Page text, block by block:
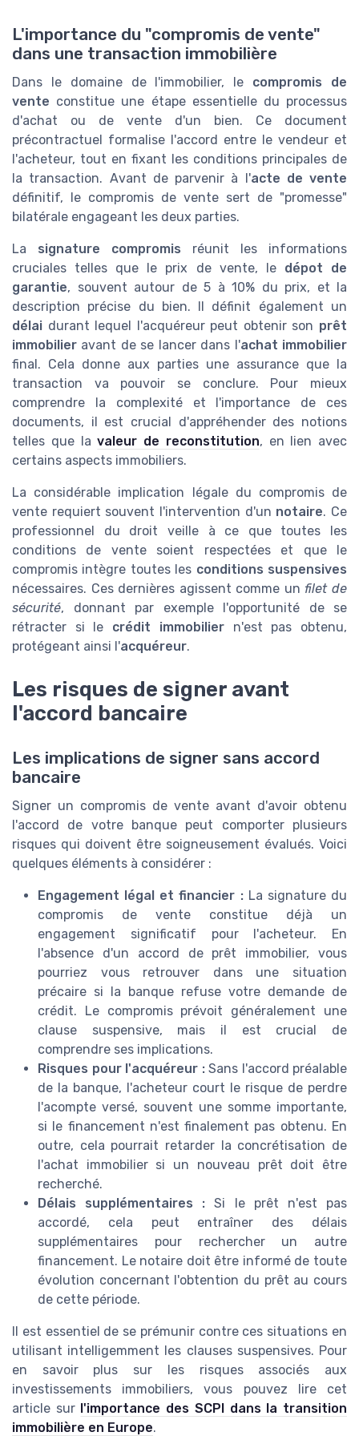
L'importance du "compromis de vente"
dans une transaction immobilière
Dans le domaine de l'immobilier, le compromis de
vente constitue une étape essentielle du processus
d'achat ou de vente d'un bien. Ce document
précontractuel formalise l'accord entre le vendeur et
l'acheteur, tout en fixant les conditions principales de
la transaction. Avant de parvenir à l'acte de vente
définitif, le compromis de vente sert de "promesse"
bilatérale engageant les deux parties.
La signature compromis réunit les informations
cruciales telles que le prix de vente, le dépot de
garantie, souvent autour de 5 à 10% du prix, et la
description précise du bien. Il définit également un
délai durant lequel l'acquéreur peut obtenir son prêt
immobilier avant de se lancer dans l'achat immobilier
final. Cela donne aux parties une assurance que la
transaction va pouvoir se conclure. Pour mieux
comprendre la complexité et l'importance de ces
documents, il est crucial d'appréhender des notions
telles que lavaleur de reconstitution, en lien avec
certains aspects immobiliers.
La considérable implication légale du compromis de
vente requiert souvent l'intervention d'un notaire. Ce
professionnel du droit veille à ce que toutes les
conditions de vente soient respectées et que le
compromis intègre toutes les conditions suspensives
nécessaires. Ces dernières agissent comme un filet de
sécurité, donnant par exemple l'opportunité de se
rétracter si le crédit immobiliern'est pas obtenu,
protégeant ainsi l'acquéreur.
Les risques de signer avant
l'accord bancaire
Les implications de signer sans accord
bancaire
Signer un compromis de vente avant d'avoir obtenu
l'accord de votre banque peut comporter plusieurs
risques qui doivent être soigneusement évalués. Voici
quelques éléments à considérer :
Engagement légal et financier :La signature du
compromis de vente constitue déjà un
engagement significatif pour l'acheteur. En
l'absence d'un accord de prêt immobilier, vous
pourriez vous retrouver dans une situation
précaire si la banque refuse votre demande de
crédit. Le compromis prévoit généralement une
clause suspensive, mais il est crucial de
comprendre ses implications.
Risques pour l'acquéreur :Sans l'accord préalable
de la banque, l'acheteur court le risque de perdre
l'acompte versé, souvent une somme importante,
si le financement n'est finalement pas obtenu. En
outre, cela pourrait retarder la concrétisation de
l'achat immobilier si un nouveau prêt doit être
recherché.
Délais supplémentaires : Si le prêt n'est pas
accordé, cela peut entraîner des délais
supplémentaires pour rechercher un autre
financement. Le notaire doit être informé de toute
évolution concernant l'obtention du prêt au cours
de cette période.
Il est essentiel de se prémunir contre ces situations en
utilisant intelligemment les clauses suspensives. Pour
en savoir plus sur les risques associés aux
investissements immobiliers, vous pouvez lire cet
article sur l'importance des SCPI dans la transition
immobilière en Europe.